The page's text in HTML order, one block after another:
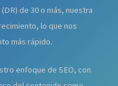
de 30 o más, nuestra
lo que nos
más rápido.
enfoque de SEO, con